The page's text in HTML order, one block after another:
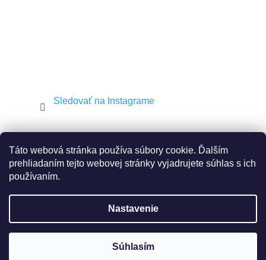
Táto webová stránka používa súbory cookie. Ďalším
prehliadaním tejto webovej stránky vyjadrujete súhlas s ich
používaním.
Nastavenie
Súhlasím
Sledovať na Instagrame
Vytvoril Shoptet
Copyright 2026JEWISH E-SHOP. Všetky práva
vyhradené.